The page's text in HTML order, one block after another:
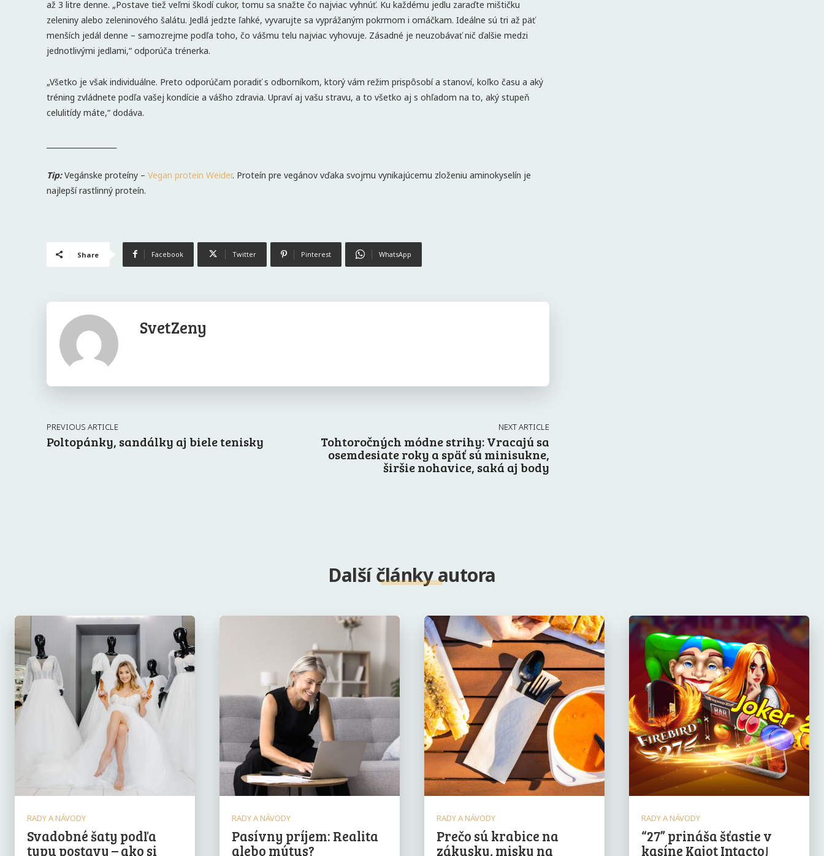
až 3 litre denne. „Postave tiež veľmi škodí cukor, tomu sa snažte čo najviac vyhnúť. Ku každému jedlu zaraďte mištičku
zeleniny alebo zeleninového šalátu. Jedlá jedzte ľahké, vyvarujte sa vyprážaným pokrmom i omáčkam. Ideálne sú tri až päť
menších jedál denne – samozrejme podľa toho, čo vášmu telu najviac vyhovuje. Zásadné je neuzobávať nič ďalšie medzi
jednotlivými jedlami,“ odporúča trénerka.
„Všetko je však individuálne. Preto odporúčam poradiť s odborníkom, ktorý vám režim prispôsobí a stanoví, koľko času a aký
tréning zvládnete podľa vašej kondície a vášho zdravia. Upraví aj vašu stravu, a to všetko aj s ohľadom na to, aký stupeň
celulitídy máte,“ dodáva.
Tip:Vegánske proteíny – Vegan protein Weider. Proteín pre vegánov vďaka svojmu vynikajúcemu zloženiu aminokyselín je
najlepší rastlinný proteín.
Share Facebook Twitter Pinterest WhatsApp
SvetZeny
PREVIOUS ARTICLE
Poltopánky, sandálky aj biele tenisky
NEXT ARTICLE
Tohtoročných módne strihy: Vracajú sa
osemdesiate roky a späť sú minisukne,
širšie nohavice, saká aj body
Další články autora
RADY A NÁVODY
Svadobné šaty podľa
typu postavy – ako si
RADY A NÁVODY
Pasívny príjem: Realita
alebo mýtus?
RADY A NÁVODY
Prečo sú krabice na
zákusky, misky na
RADY A NÁVODY
“27” prináša šťastie v
kasíne Kajot Intacto!